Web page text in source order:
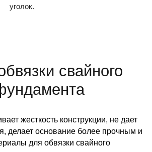
уголок.
свайного
жесткость конструкции, не дает
делает основание более прочным и
для обвязки свайного